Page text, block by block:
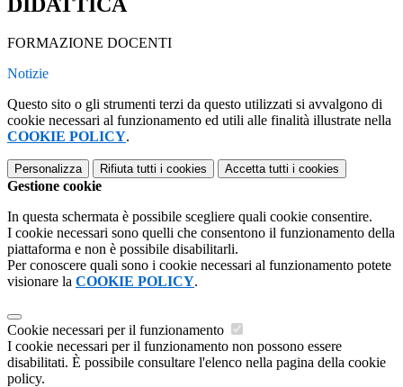
FORMAZIONE DOCENTI
Notizie
Questo sito o gli strumenti terzi da questo utilizzati si avvalgono di
cookie necessari al funzionamento ed utili alle finalità illustrate nella
COOKIE POLICY.
Personalizza Rifiuta tutti i cookies Accetta tutti i cookies
Gestione cookie
In questa schermata è possibile scegliere quali cookie consentire.
I cookie necessari sono quelli che consentono il funzionamento della
piattaforma e non è possibile disabilitarli.
Per conoscere quali sono i cookie necessari al funzionamento potete
visionare la COOKIE POLICY.
Cookie necessari per il funzionamento
I cookie necessari per il funzionamento non possono essere
disabilitati. È possibile consultare l'elenco nella pagina della cookie
policy.